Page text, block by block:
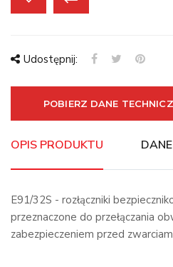
Udostępnij:
POBIERZ DANE
OPIS PRODUKTU
E91/32S - rozłączniki
przeznaczone do przełączania
zabezpieczeniem przed